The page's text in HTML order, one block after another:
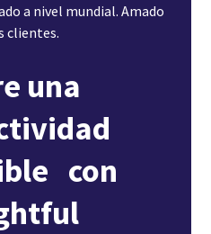
a nivel mundial. Amado
clientes.
una
con